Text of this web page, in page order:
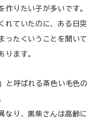
作りたい子が多いです。
れていたのに、ある日突
ったくいうことを聞いて
ります。
と呼ばれる茶色い毛色の
なり、黒柴さんは高齢に